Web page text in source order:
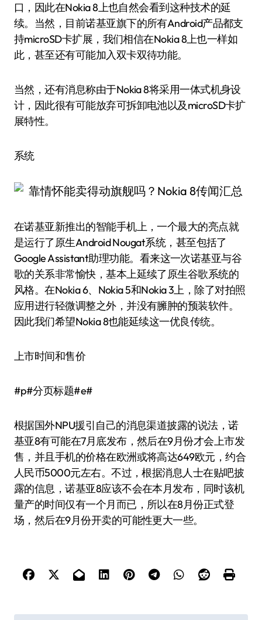
口，因此在Nokia 8上也自然会看到这种技术的延
续。当然，目前诺基亚旗下的所有Android产品都支
持microSD卡扩展，我们相信在Nokia 8上也一样如
此，甚至还有可能加入双卡双待功能。
当然，还有消息称由于Nokia 8将采用一体式机身设
计，因此很有可能放弃可拆卸电池以及microSD卡扩
展特性。
系统
在诺基亚新推出的智能手机上，一个最大的亮点就
是运行了原生Android Nougat系统，甚至包括了
Google Assistant助理功能。看来这一次诺基亚与谷
歌的关系非常愉快，基本上延续了原生谷歌系统的
风格。在Nokia 6、Nokia 5和Nokia 3上，除了对拍照
应用进行轻微调整之外，并没有臃肿的预装软件。
因此我们希望Nokia 8也能延续这一优良传统。
上市时间和售价
#p#分页标题#e#
根据国外NPU援引自己的消息渠道披露的说法，诺
基亚8有可能在7月底发布，然后在9月份才会上市发
售，并且手机的价格在欧洲或将高达649欧元，约合
人民币5000元左右。不过，根据消息人士在贴吧披
露的信息，诺基亚8应该不会在本月发布，同时该机
量产的时间仅有一个月而已，所以在8月份正式登
场，然后在9月份开卖的可能性更大一些。